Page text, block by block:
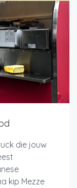
die jouw
kip Mezze